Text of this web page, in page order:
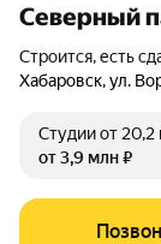
Северный
Строится, есть
Хабаровск, ул.
Студииот 20,2
от 3,9 млн ₽